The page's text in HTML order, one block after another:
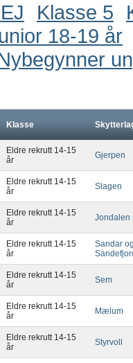
Klasse 5
18-19 år
Klasse
Eldre rekrutt 14-15
år
Gjerpen
Eldre rekrutt 14-15
år
Slagen
Eldre rekrutt 14-15
år
Jondalen
Eldre rekrutt 14-15
år
Sandar
Eldre rekrutt 14-15
år
Sem
Eldre rekrutt 14-15
år
Mælum
Eldre rekrutt 14-15
år
Styrvoll